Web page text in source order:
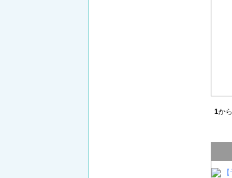
1から